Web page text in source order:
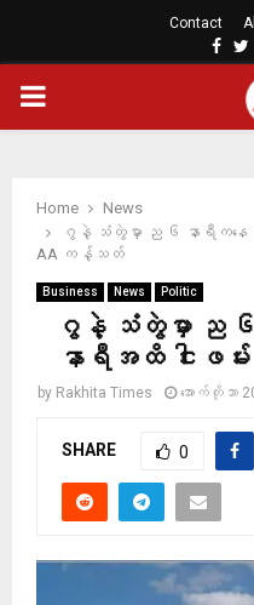
Contact
PRIMARY
Home
News
ဂွနဲ့ သံတွဲမှာ ည ၆ နာရီကန
AA ကန့်သတ်
Business News Politic
ဂွနဲ့ သံတွဲမှာ ည
နာရီအထိ ငါး
by Rakhita Times အောက်တိုဘာ
SHARE 0